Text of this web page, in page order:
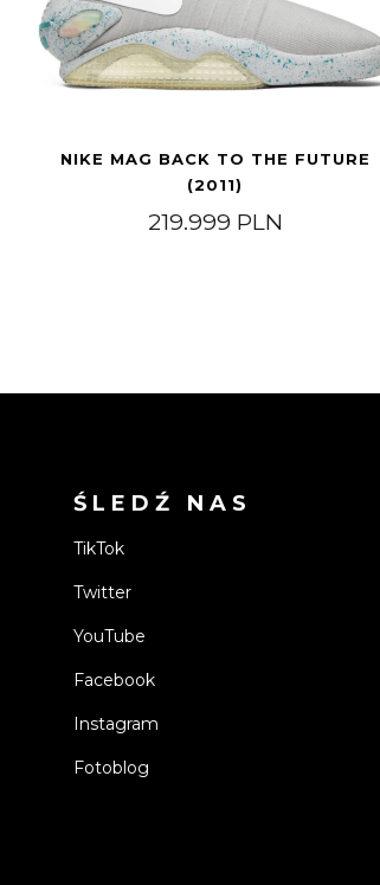
NIKE MAG BACK TO THE FUTURE
(2011)
219.999 PLN
ŚLEDŹ NAS
TikTok
Twitter
YouTube
Facebook
Instagram
Fotoblog